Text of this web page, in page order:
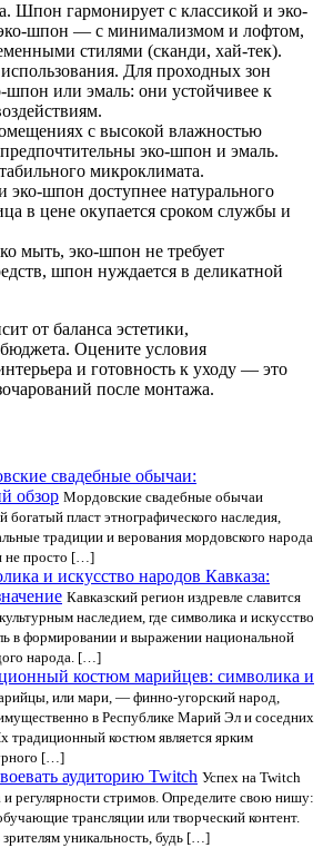
Шпон гармонирует с классикой и эко-
шпон — с минимализмом и лофтом,
стилями (сканди, хай-тек).
Для проходных зон
шпон или эмаль: они устойчивее к
с высокой влажностью
эко-шпон и эмаль.
микроклимата.
эко-шпон доступнее натурального
в цене окупается сроком службы и
мыть, эко-шпон не требует
шпон нуждается в деликатной
от баланса эстетики,
Оцените условия
и готовность к уходу — это
после монтажа.
свадебные обычаи:
обзор Мордовские свадебные обычаи
богатый пласт этнографического наследия,
традиции и верования мордовского народа
не просто […]
и искусство народов Кавказа:
Кавказский регион издревле славится
наследием, где символика и искусство
в формировании и выражении национальной
народа. […]
костюм марийцев: символика и
или мари, — финно-угорский народ,
в Республике Марий Эл и соседних
традиционный костюм является ярким
[…]
аудиторию Twitch Успех на Twitch
и регулярности стримов. Определите свою нишу:
трансляции или творческий контент.
уникальность, будь […]